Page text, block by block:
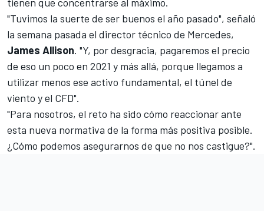
"Tuvimos la suerte de ser buenos el año pasado", señaló
la semana pasada el director técnico de Mercedes,
James Allison. "Y, por desgracia, pagaremos el precio
de eso un poco en 2021 y más allá, porque llegamos a
utilizar menos ese activo fundamental, el túnel de
viento y el CFD".
"Para nosotros, el reto ha sido cómo reaccionar ante
esta nueva normativa de la forma más positiva posible.
¿Cómo podemos asegurarnos de que no nos castigue?".